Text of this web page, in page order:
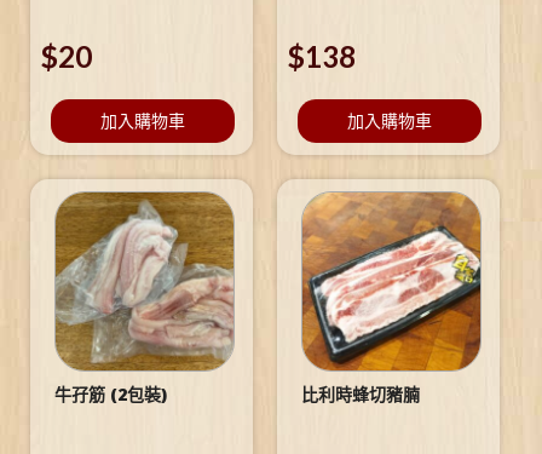
$20
加入購物車
$138
加入購物車
牛孖筋 (2包裝) 比利時蜂切豬腩